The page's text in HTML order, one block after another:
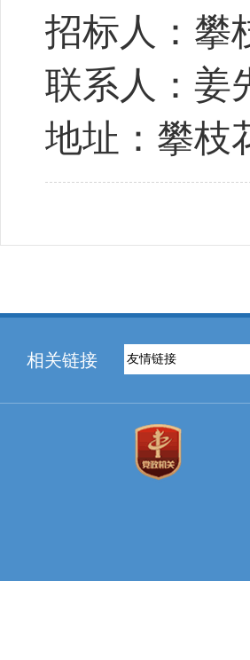
招标人 ： 攀
联系人：姜
地址：攀枝
相关链接